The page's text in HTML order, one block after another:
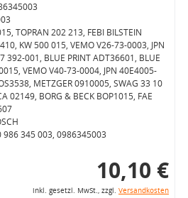
TOPRAN 202 213, FEBI BILSTEIN
KW 500 015, VEMO V26-73-0003, JPN
392-001, BLUE PRINT ADT36601, BLUE
VEMO V40-73-0004, JPN 40E4005-
METZGER 0910005, SWAG 33 10
02149, BORG & BECK BOP1015, FAE
345 003, 0986345003
10,10 €
inkl. gesetzl. MwSt., zzgl. Versandkosten